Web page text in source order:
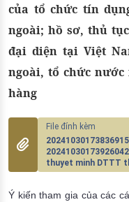
của tổ chức tín
ngoài; hồ sơ, thủ
đại diện tại Việt
ngoài, tổ chức nước
hàng
thuyet minh DTTT
Ý kiến tham gia của các